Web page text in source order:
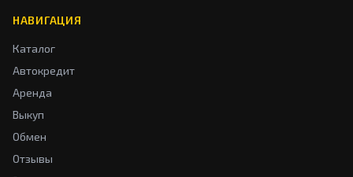
НАВИГАЦИЯ
Каталог
Автокредит
Аренда
Выкуп
Обмен
Отзывы